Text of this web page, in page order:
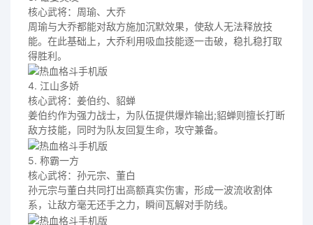
核心武将：周瑜、大乔
周瑜与大乔都能对敌方施加沉默效果，使敌人无法释放技
能。在此基础上，大乔利用吸血技能逐一击破，稳扎稳打取
得胜利。
4. 江山多娇
核心武将：姜伯约、貂蝉
姜伯约作为强力战士，为队伍提供爆炸输出;貂蝉则擅长打断
敌方技能，同时为队友回复生命，攻守兼备。
5. 称霸一方
核心武将：孙元宗、董白
孙元宗与董白共同打出高额真实伤害，形成一波流收割体
系，让敌方毫无还手之力，瞬间瓦解对手防线。